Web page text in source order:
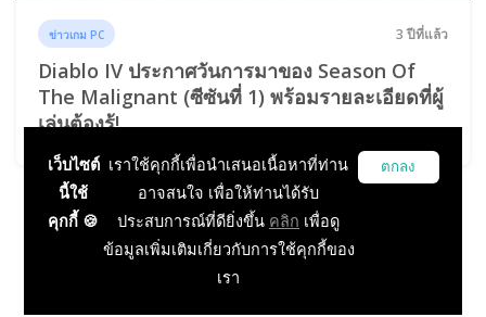
ข่าวเกม PC 3 ปีที่แล้ว
Diablo IV ประกาศวันการมาของ Season Of
The Malignant (ซีซันที่ 1) พร้อมรายละเอียดที่ผู้
เล่นต้องรู้!
1 2 3 4 5 6
58
เว็บไซต์
นี้ใช้
คุกกี้ 🍪
เราใช้คุกกี้เพื่อนำเสนอเนื้อหาที่ท่าน
อาจสนใจ เพื่อให้ท่านได้รับ
ประสบการณ์ที่ดียิ่งขึ้น คลิก เพื่อดู
ข้อมูลเพิ่มเติมเกี่ยวกับการใช้คุกกี้ของ
เรา
ตกลง